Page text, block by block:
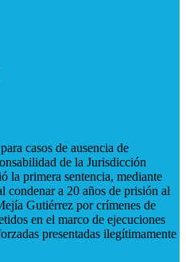
casos de ausencia de
de la Jurisdicción
la primera sentencia, mediante
condenar a 20 años de prisión al
Gutiérrez por crímenes de
en el marco de ejecuciones
presentadas ilegítimamente